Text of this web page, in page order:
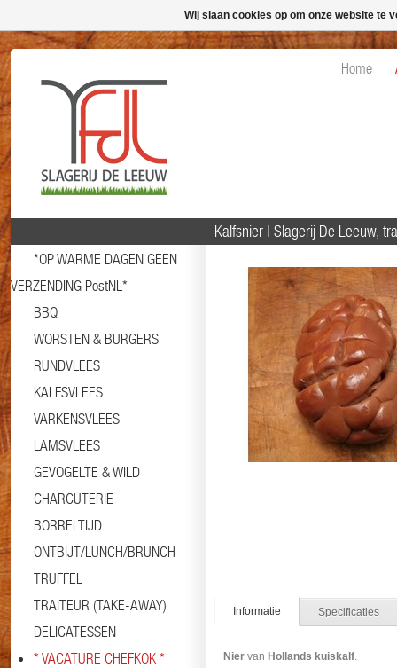
Home
*OP WARME DAGEN GEEN
VERZENDING PostNL*
BBQ
WORSTEN & BURGERS
RUNDVLEES
KALFSVLEES
VARKENSVLEES
LAMSVLEES
GEVOGELTE & WILD
CHARCUTERIE
BORRELTIJD
ONTBIJT/LUNCH/BRUNCH
TRUFFEL
TRAITEUR (TAKE-AWAY)
DELICATESSEN
* VACATURE CHEFKOK *
Kalfsnier | Slagerij De Leeuw,
Informatie Specificaties
Nier van Hollands kuiskalf.
Wij slaan cookies op om onze website te